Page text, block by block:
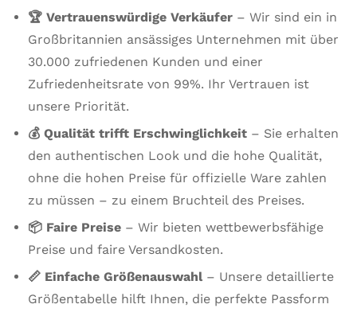
🏆 Vertrauenswürdige Verkäufer – Wir sind ein in
Großbritannien ansässiges Unternehmen mit über
30.000 zufriedenen Kunden und einer
Zufriedenheitsrate von 99%. Ihr Vertrauen ist
unsere Priorität.
💰 Qualität trifft Erschwinglichkeit – Sie erhalten
den authentischen Look und die hohe Qualität,
ohne die hohen Preise für offizielle Ware zahlen
zu müssen – zu einem Bruchteil des Preises.
📦 Faire Preise – Wir bieten wettbewerbsfähige
Preise und faire Versandkosten.
📏 Einfache Größenauswahl – Unsere detaillierte
Größentabelle hilft Ihnen, die perfekte Passform